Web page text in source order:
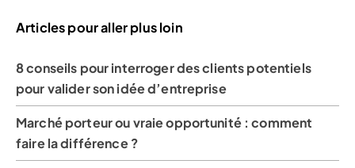
Articles pour aller plus loin
8 conseils pour interroger des clients potentiels
pour valider son idée d’entreprise
Marché porteur ou vraie opportunité : comment
faire la différence ?